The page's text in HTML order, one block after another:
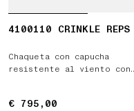
4100110 CRINKLE REPS
Chaqueta con capucha
resistente al viento con
€ 795,00
€ 795,00